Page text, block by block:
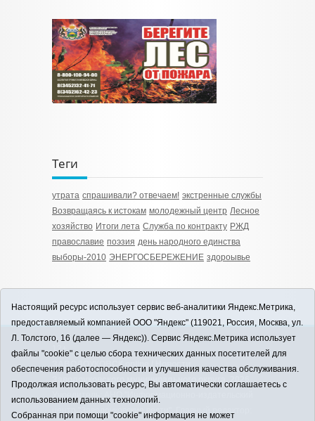
Теги
утрата спрашивали? отвечаем! экстренные службы
Возвращаясь к истокам молодежный центр Лесное
хозяйство Итоги лета Служба по контракту РЖД
православие поэзия день народного единства
выборы-2010 ЭНЕРГОСБЕРЕЖЕНИЕ здороывье
12+
ЗАВОДОУКОВСК online / Новости
Заводоуковского муниципального округа, 2026
Учредитель: АНО "Информационно-издательский
центр "Заводоуковские вести". Главный редактор:
Настоящий ресурс использует сервис веб-аналитики Яндекс.Метрика,
предоставляемый компанией ООО "Яндекс" (119021, Россия, Москва, ул.
Л. Толстого, 16 (далее — Яндекс)). Сервис Яндекс.Метрика использует
файлы "cookie" с целью сбора технических данных посетителей для
обеспечения работоспособности и улучшения качества обслуживания.
Продолжая использовать ресурс, Вы автоматически соглашаетесь с
использованием данных технологий.
Собранная при помощи "cookie" информация не может